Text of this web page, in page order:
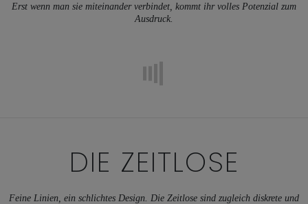
Erst wenn man sie miteinander verbindet, kommt ihr volles Potenzial zum
Ausdruck.
DIE ZEITLOSE
Feine Linien, ein schlichtes Design. Die Zeitlose sind zugleich diskrete und